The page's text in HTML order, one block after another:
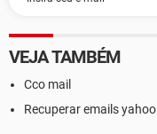
VEJA TAMBÉM
Cco mail
Recuperar emails yahoo